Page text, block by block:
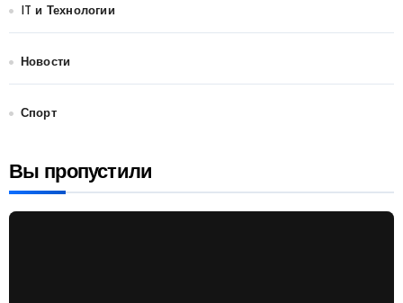
IT и Технологии
Новости
Спорт
Вы пропустили